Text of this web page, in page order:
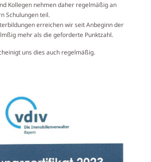
Kollegen nehmen daher regelmäßig an
Schulungen teil.
erreichen wir seit Anbeginn der
mehr als die geforderte Punktzahl.
uns dies auch regelmäßig.